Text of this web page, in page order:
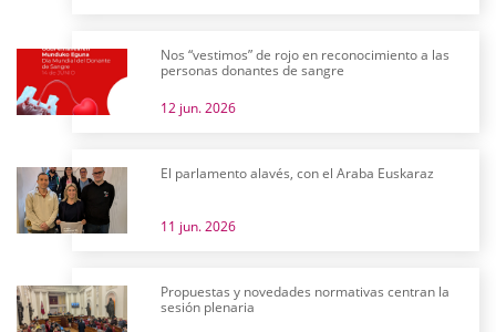
Nos “vestimos” de rojo en reconocimiento a las
personas donantes de sangre
12 jun. 2026
El parlamento alavés, con el Araba Euskaraz
11 jun. 2026
Propuestas y novedades normativas centran la
sesión plenaria